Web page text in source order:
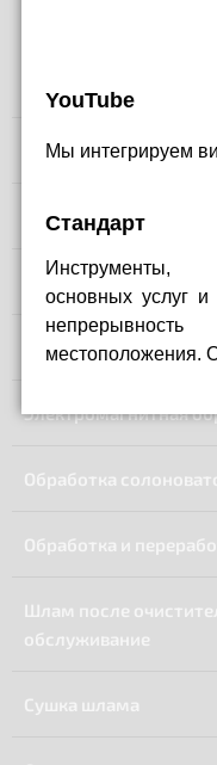
навигацию
Электролитическая
Безреагентная
Сточные воды
Теплица без сточных
Электромагнитная
Обработка
Обработка и
Шлам после
обслуживание
Сушка шлама
YouTube
Мы интегрируем
Стандарт
Инструменты,
основных услуг и
местоположения.